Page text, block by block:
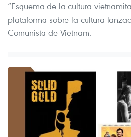
“Esquema de la cultura
plataforma sobre la cultura
Comunista de Vietnam.